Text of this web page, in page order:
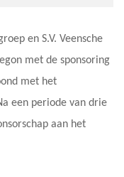
en S.V. Veensche
met de sponsoring
met het
een periode van drie
aan het